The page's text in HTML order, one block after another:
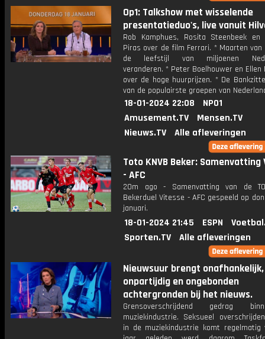
Op1: Talkshow met wisselende
presentatieduo's, live vanuit
Rob Kamphues, Rosita Steenbeek en
Piras over de film Ferrari. * Maarten van
de leefstijl van miljoenen
veranderen. * Peter Boelhouwer en Ellen
over de hoge huurprijzen. * De
van de populairste groepen van
18-01-2024 22:08
NPO1
Amusement.TV
Mensen.TV
Nieuws.TV
Alle afleveringen
Toto KNVB Beker: Samenvatting
- AFC
20m ago - Samenvatting van de
Bekerduel Vitesse - AFC gespeeld op
januari.
18-01-2024 21:45 ESPN
Sporten.TV
Alle afleveringen
Nieuwsuur brengt onafhankelijk,
onpartijdig en ongebonden
achtergronden bij het nieuws.
Grensoverschrijdend gedrag
muziekindustrie. Seksueel
in de muziekindustrie komt regelmatig